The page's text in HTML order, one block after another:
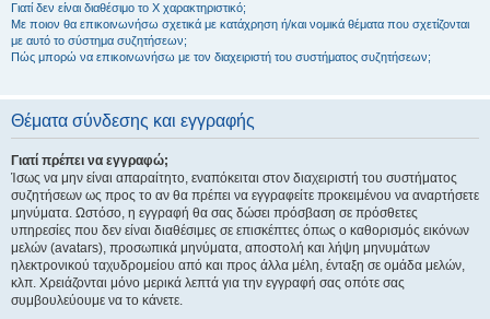
Γιατί δεν είναι διαθέσιμο το Χ χαρακτηριστικό;
Με ποιον θα επικοινωνήσω σχετικά με κατάχρηση ή/και νομικά θέματα που σχετίζονται
με αυτό το σύστημα συζητήσεων;
Πώς μπορώ να επικοινωνήσω με τον διαχειριστή του συστήματος συζητήσεων;
Θέματα σύνδεσης και εγγραφής
Γιατί πρέπει να εγγραφώ;
Ίσως να μην είναι απαραίτητο, εναπόκειται στον διαχειριστή του συστήματος
συζητήσεων ως προς το αν θα πρέπει να εγγραφείτε προκειμένου να αναρτήσετε
μηνύματα. Ωστόσο, η εγγραφή θα σας δώσει πρόσβαση σε πρόσθετες
υπηρεσίες που δεν είναι διαθέσιμες σε επισκέπτες όπως ο καθορισμός εικόνων
μελών (avatars), προσωπικά μηνύματα, αποστολή και λήψη μηνυμάτων
ηλεκτρονικού ταχυδρομείου από και προς άλλα μέλη, ένταξη σε ομάδα μελών,
κλπ. Χρειάζονται μόνο μερικά λεπτά για την εγγραφή σας οπότε σας
συμβουλεύουμε να το κάνετε.